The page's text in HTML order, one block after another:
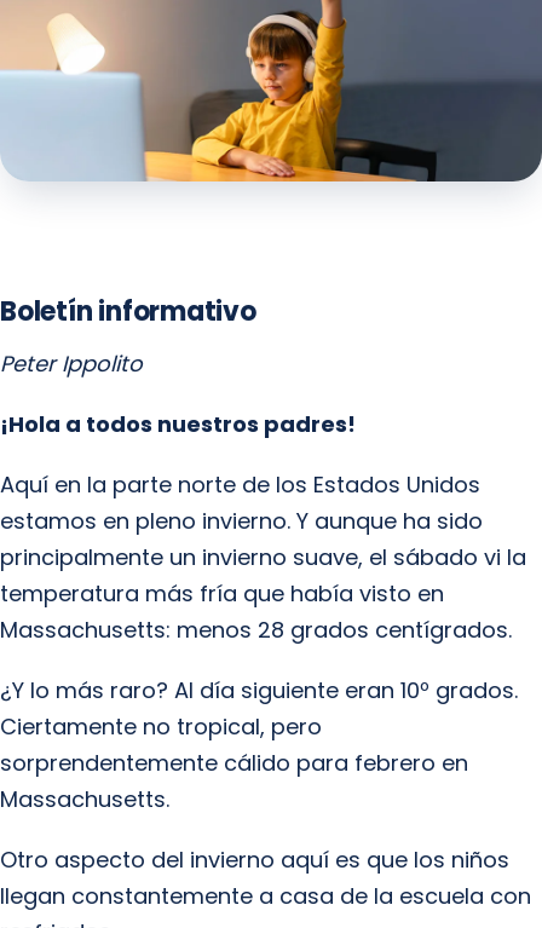
Boletín informativo
Peter Ippolito
¡Hola a todos nuestros padres!
Aquí en la parte norte de los Estados Unidos
estamos en pleno invierno. Y aunque ha sido
principalmente un invierno suave, el sábado vi la
temperatura más fría que había visto en
Massachusetts: menos 28 grados centígrados.
¿Y lo más raro? Al día siguiente eran 10º grados.
Ciertamente no tropical, pero
sorprendentemente cálido para febrero en
Massachusetts.
Otro aspecto del invierno aquí es que los niños
llegan constantemente a casa de la escuela con